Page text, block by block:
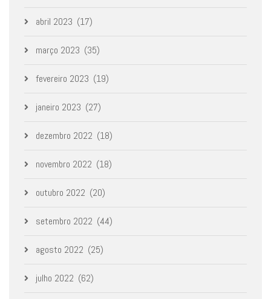
abril 2023 (17)
março 2023 (35)
fevereiro 2023 (19)
janeiro 2023 (27)
dezembro 2022 (18)
novembro 2022 (18)
outubro 2022 (20)
setembro 2022 (44)
agosto 2022 (25)
julho 2022 (62)